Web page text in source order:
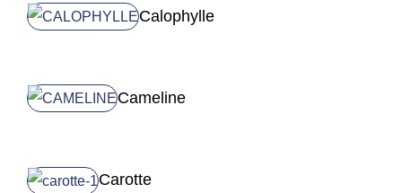
Calophylle
Cameline
Carotte